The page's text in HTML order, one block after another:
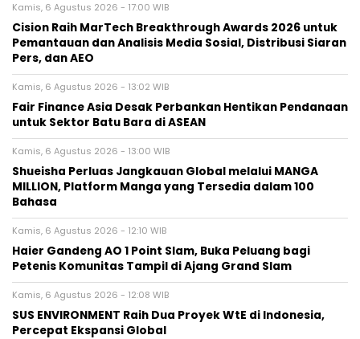
Kamis, 6 Agustus 2026 - 17:00 WIB
Cision Raih MarTech Breakthrough Awards 2026 untuk
Pemantauan dan Analisis Media Sosial, Distribusi Siaran
Pers, dan AEO
Kamis, 6 Agustus 2026 - 13:02 WIB
Fair Finance Asia Desak Perbankan Hentikan Pendanaan
untuk Sektor Batu Bara di ASEAN
Kamis, 6 Agustus 2026 - 13:00 WIB
Shueisha Perluas Jangkauan Global melalui MANGA
MILLION, Platform Manga yang Tersedia dalam 100
Bahasa
Kamis, 6 Agustus 2026 - 12:10 WIB
Haier Gandeng AO 1 Point Slam, Buka Peluang bagi
Petenis Komunitas Tampil di Ajang Grand Slam
Kamis, 6 Agustus 2026 - 12:08 WIB
SUS ENVIRONMENT Raih Dua Proyek WtE di Indonesia,
Percepat Ekspansi Global